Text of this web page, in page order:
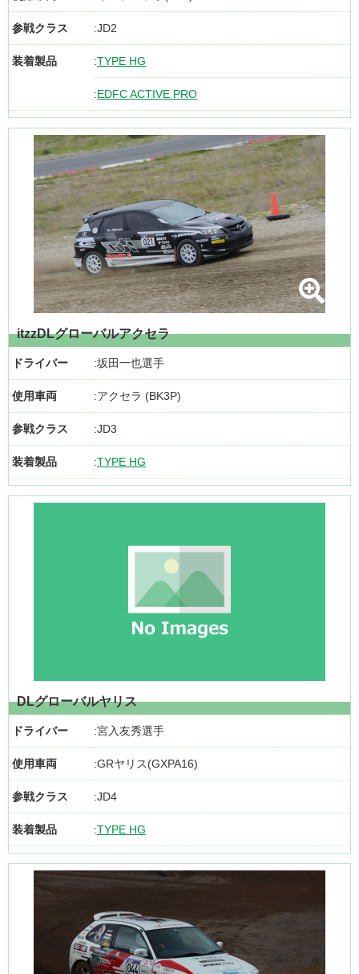
参戦クラス JD2
装着製品 TYPE HG
EDFC ACTIVE PRO
itzzDLグローバルアクセラ
ドライバー 坂田一也選手
使用車両 アクセラ (BK3P)
参戦クラス JD3
装着製品 TYPE HG
DLグローバルヤリス
ドライバー 宮入友秀選手
使用車両 GRヤリス(GXPA16)
参戦クラス JD4
装着製品 TYPE HG